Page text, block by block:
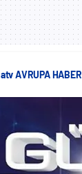
atv AVRUPA HABER